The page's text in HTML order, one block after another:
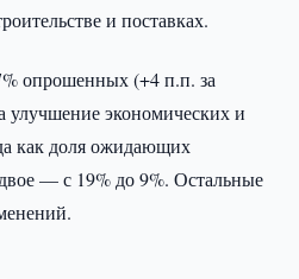
и поставках.
опрошенных (+4 п.п. за
улучшение экономических и
как доля ожидающих
— с 19% до 9%. Остальные